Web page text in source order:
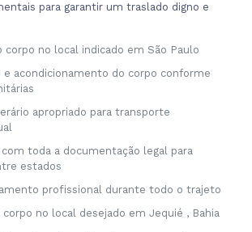
para garantir um traslado digno e
corpo no local indicado em São Paulo
e acondicionamento do corpo conforme
apropriado para transporte
toda a documentação legal para
estados
profissional durante todo o trajeto
corpo no local desejado em Jequié , Bahia